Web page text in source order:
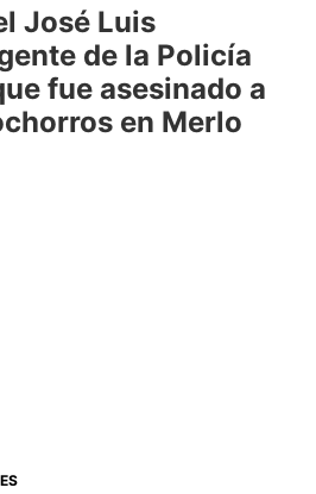
José Luis
de la Policía
fue asesinado a
en Merlo